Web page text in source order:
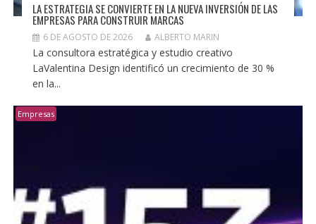
LA ESTRATEGIA SE CONVIERTE EN LA NUEVA INVERSIÓN DE LAS
EMPRESAS PARA CONSTRUIR MARCAS
6 DE AGOSTO DE 2026 ALBERTO MARIN
La consultora estratégica y estudio creativo
LaValentina Design identificó un crecimiento de 30 %
en la...
Empresas